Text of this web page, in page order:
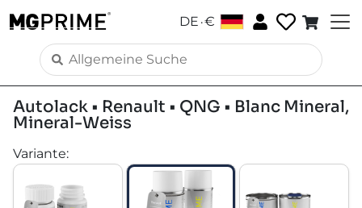
DE .€
Autolack • Renault • QNG • Blanc Mineral,
Mineral-Weiss
Variante: